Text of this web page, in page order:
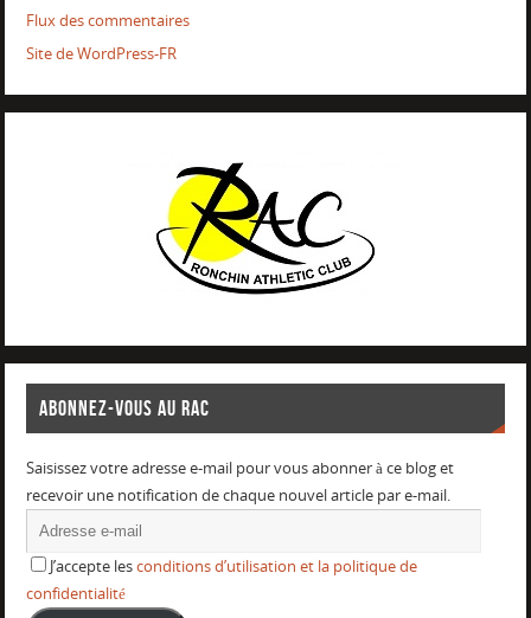
Flux des commentaires
Site de WordPress-FR
ABONNEZ-VOUS AU RAC
Saisissez votre adresse e-mail pour vous abonner à ce blog et
recevoir une notification de chaque nouvel article par e-mail.
J’accepte lesconditions d’utilisation et la politique de
confidentialité